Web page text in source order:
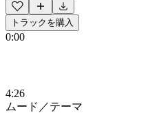
トラックを購入
0:00
4:26
ムード／テーマ